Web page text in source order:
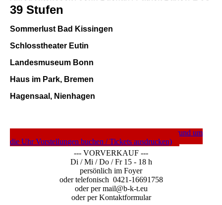
39 Stufen
Sommerlust Bad Kissingen
Schlosstheater Eutin
Landesmuseum Bonn
Haus im Park, Bremen
Hagensaal, Nienhagen
---- TICKETS DIREKT ---- (c/o Nordwest-Ticket rund um
die Uhr Vorstellungen buchen / Tickets ausdrucken)
--- VORVERKAUF ---
Di / Mi / Do / Fr 15 - 18 h
persönlich im Foyer
oder telefonisch 0421-16691758
oder per mail@b-k-t.eu
oder per Kontaktformular